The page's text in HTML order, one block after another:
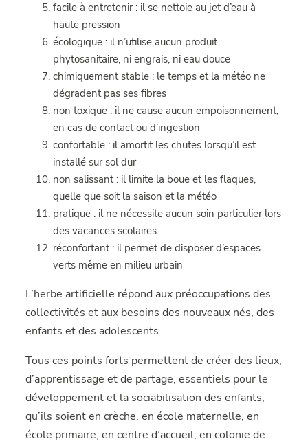
facile à entretenir : il se nettoie au jet d’eau à
haute pression
écologique : il n’utilise aucun produit
phytosanitaire, ni engrais, ni eau douce
chimiquement stable : le temps et la météo ne
dégradent pas ses fibres
non toxique : il ne cause aucun empoisonnement,
en cas de contact ou d’ingestion
confortable : il amortit les chutes lorsqu’il est
installé sur sol dur
non salissant : il limite la boue et les flaques,
quelle que soit la saison et la météo
pratique : il ne nécessite aucun soin particulier lors
des vacances scolaires
réconfortant : il permet de disposer d’espaces
verts même en milieu urbain
L’herbe artificielle répond aux préoccupations des
collectivités et aux besoins des nouveaux nés, des
enfants et des adolescents.
Tous ces points forts permettent de créer des lieux,
d’apprentissage et de partage, essentiels pour le
développement et la sociabilisation des enfants,
qu’ils soient en crèche, en école maternelle, en
école primaire, en centre d’accueil, en colonie de